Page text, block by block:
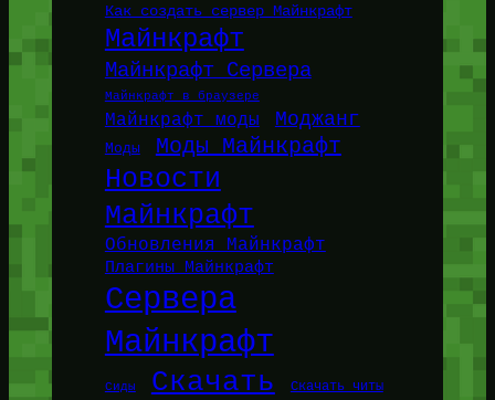
Как создать сервер Майнкрафт
Майнкрафт
Майнкрафт Сервера
Майнкрафт в браузере
Майнкрафт моды Моджанг
Моды Моды Майнкрафт
Новости
Майнкрафт
Обновления Майнкрафт
Плагины Майнкрафт
Сервера
Майнкрафт
Сиды Скачать Скачать читы